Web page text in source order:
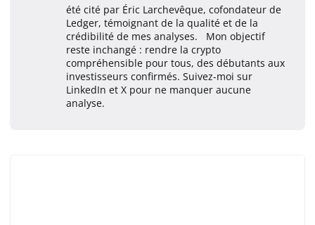
été cité par Éric Larchevêque, cofondateur de
Ledger, témoignant de la qualité et de la
crédibilité de mes analyses. Mon objectif
reste inchangé : rendre la crypto
compréhensible pour tous, des débutants aux
investisseurs confirmés. Suivez-moi sur
LinkedIn et X pour ne manquer aucune
analyse.